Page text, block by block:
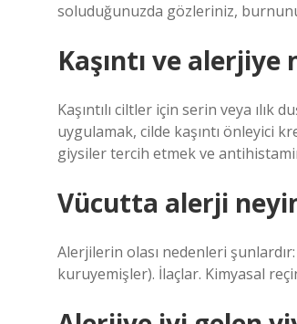
soluduğunuzda gözleriniz,
Kaşıntı ve alerjiye
Kaşıntılı ciltler için serin veya
uygulamak, cilde kaşıntı önleyici
giysiler tercih etmek ve
Vücutta alerji
Alerjilerin olası nedenleri
kuruyemişler). İlaçlar. Kimyasal